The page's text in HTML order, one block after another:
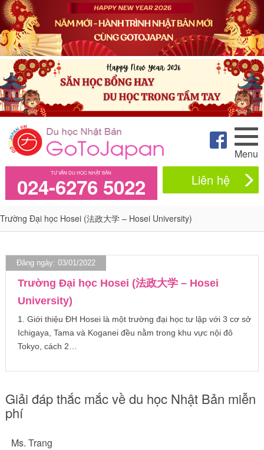
Menu
TƯ VẤN DU HỌC NHẬT BẢN
024-6276 5022 Liên hệ
Trường Đại học Hosei (法政大学 – Hosei University)
Đăng ngày: 03/01/2022
Trường Đại học Hosei (法政大学 – Hosei
University)
1. Giới thiệu ĐH Hosei là một trường đại học tư lập với 3 cơ sở
Ichigaya, Tama và Koganei đều nằm trong khu vực nội đô
Tokyo, cách 2…
Giải đáp thắc mắc về du học Nhật Bản miễn
phí
Ms. Trang